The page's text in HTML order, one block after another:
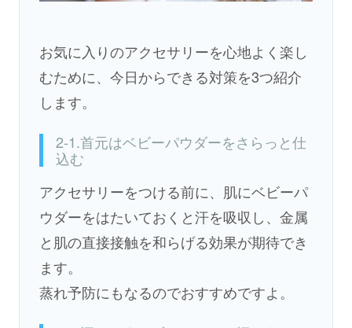
お気に入りのアクセサリーを心地よく楽し
むために、今日からできる対策を3つ紹介
します。
2-1.首元はベビーパウダーをさらっと仕
込む
アクセサリーをつける前に、肌にベビーパ
ウダーをはたいておくと汗を吸収し、金属
と肌の直接接触を和らげる効果が期待でき
ます。
蒸れ予防にもなるのでおすすめですよ。